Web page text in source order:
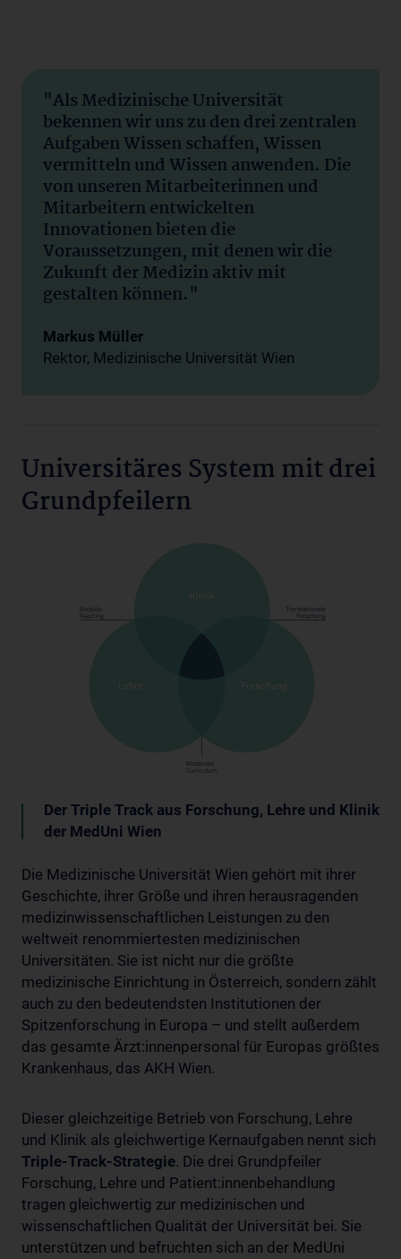
"Als Medizinische Universität
bekennen wir uns zu den drei zentralen
Aufgaben Wissen schaffen, Wissen
vermitteln und Wissen anwenden. Die
von unseren Mitarbeiterinnen und
Mitarbeitern entwickelten
Innovationen bieten die
Voraussetzungen, mit denen wir die
Zukunft der Medizin aktiv mit
gestalten können."
Markus Müller
Rektor, Medizinische Universität Wien
Universitäres System mit drei
Grundpfeilern
Der Triple Track aus Forschung, Lehre und Klinik
der MedUni Wien
Die Medizinische Universität Wien gehört mit ihrer
Geschichte, ihrer Größe und ihren herausragenden
medizinwissenschaftlichen Leistungen zu den
weltweit renommiertesten medizinischen
Universitäten. Sie ist nicht nur die größte
medizinische Einrichtung in Österreich, sondern zählt
auch zu den bedeutendsten Institutionen der
Spitzenforschung in Europa – und stellt außerdem
das gesamte Ärzt:innenpersonal für Europas größtes
Krankenhaus, das AKH Wien.
Dieser gleichzeitige Betrieb von Forschung, Lehre
und Klinik als gleichwertige Kernaufgaben nennt sich
Triple-Track-Strategie. Die drei Grundpfeiler
Forschung, Lehre und Patient:innenbehandlung
tragen gleichwertig zur medizinischen und
wissenschaftlichen Qualität der Universität bei. Sie
unterstützen und befruchten sich an der MedUni